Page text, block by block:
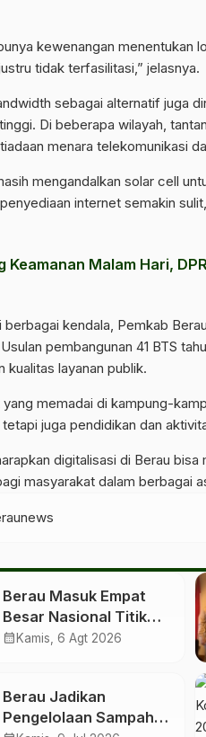
kewenangan menentukan
tidak terfasilitasi,” jelasnya.
sebagai alternatif juga
Di beberapa wilayah,
menara telekomunikasi
mengandalkan solar cell
internet semakin
Keamanan Malam Hari,
kendala, Pemkab
pembangunan 41 BTS
kualitas layanan publik.
memadai di kampung-
juga pendidikan dan
digitalisasi di Berau
masyarakat dalam berbagai
Berau Masuk Empat
Besar Nasional Titik
Panas Berstatus
Kewaspadaan
calendar_month Kamis, 6 Agt 2026
Berau Jadikan
Pengelolaan Sampah